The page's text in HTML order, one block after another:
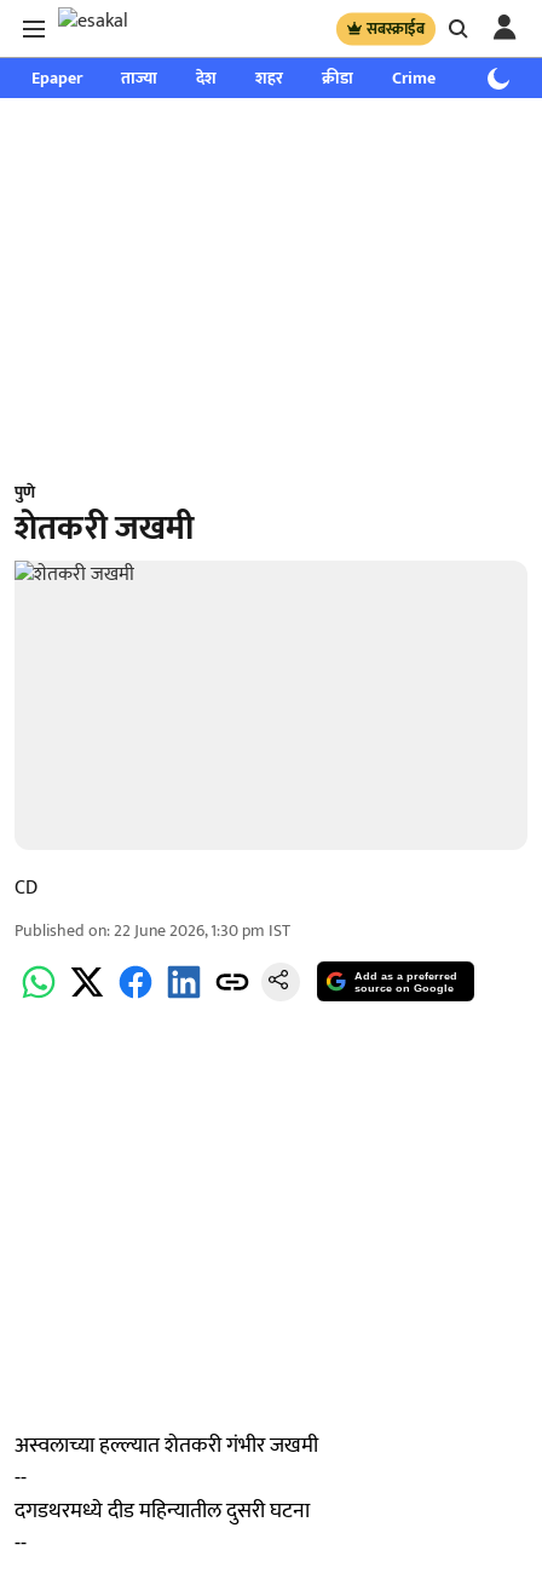
सबस्क्राईब
Epaper ताज्या देश शहर क्रीडा Crime साप्ताहिक
पुणे
शेतकरी जखमी
CD
Published on:22 June 2026, 1:30 pm IST
Add as a preferred
source on Google
अस्वलाच्या हल्ल्यात शेतकरी गंभीर जखमी
--
दगडथरमध्ये दीड महिन्यातील दुसरी घटना
--